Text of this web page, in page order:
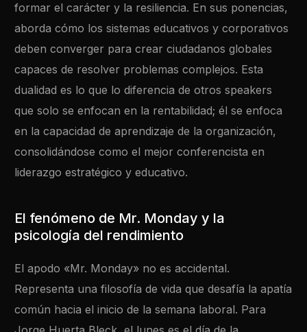
formar el carácter y la resiliencia. En sus ponencias,
aborda cómo los sistemas educativos y corporativos
deben converger para crear ciudadanos globales
capaces de resolver problemas complejos. Esta
dualidad es lo que lo diferencia de otros speakers
que solo se enfocan en la rentabilidad; él se enfoca
en la capacidad de aprendizaje de la organización,
consolidándose como el mejor conferencista en
liderazgo estratégico y educativo.
El fenómeno de Mr. Monday y la
psicología del rendimiento
El apodo «Mr. Monday» no es accidental.
Representa una filosofía de vida que desafía la apatía
común hacia el inicio de la semana laboral. Para